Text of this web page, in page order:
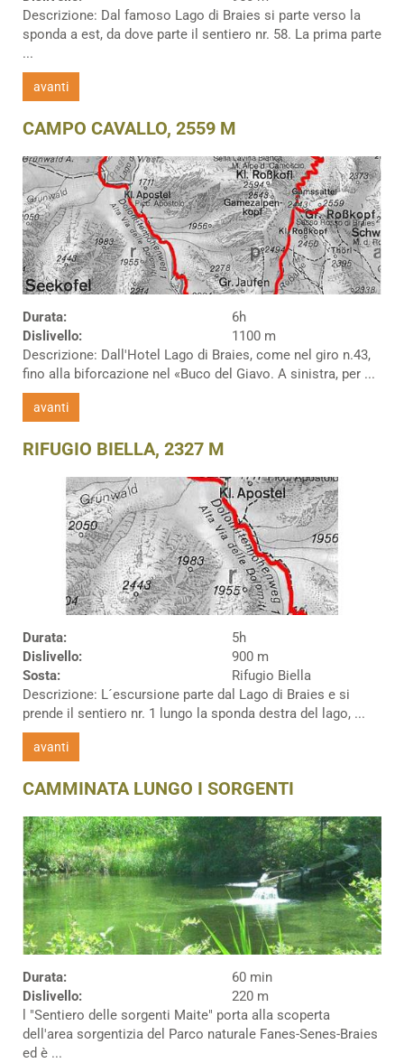
Descrizione: Dal famoso Lago di Braies si parte verso la
sponda a est, da dove parte il sentiero nr. 58. La prima parte
...
avanti
CAMPO CAVALLO, 2559 M
Durata:
6h
Dislivello:
1100 m
Descrizione: Dall'Hotel Lago di Braies, come nel giro n.43,
fino alla biforcazione nel «Buco del Giavo. A sinistra, per ...
avanti
RIFUGIO BIELLA, 2327 M
Durata:
5h
Dislivello:
900 m
Sosta:
Rifugio Biella
Descrizione: L´escursione parte dal Lago di Braies e si
prende il sentiero nr. 1 lungo la sponda destra del lago, ...
avanti
CAMMINATA LUNGO I SORGENTI
Durata:
60 min
Dislivello:
220 m
l "Sentiero delle sorgenti Maite" porta alla scoperta
dell'area sorgentizia del Parco naturale Fanes-Senes-Braies
ed è ...